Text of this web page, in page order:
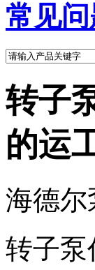
常见
转子
的运
海德尔
转子泵